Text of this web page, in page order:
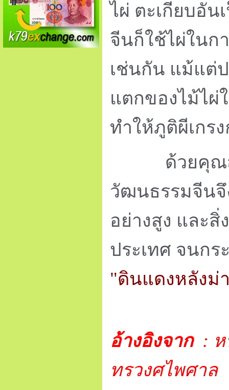
ไผ่ ตะเกียบอั
จีนก็ใช้ไผ่ในก
เช่นกัน แม้แต่ป
แตกของไม้ไผ่
ทำให้ภูติผีเกร
ด้วยคุณสมบั
วัฒนธรรมจีนจึ
อย่างสูง และ
ประเทศ จนกร
"ดินแดงหลังม่
อ้างอิงจาก:
ทรวงศไพศาล